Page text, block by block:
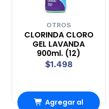
OTROS
CLORINDA CLORO
GEL LAVANDA
900ml. (12)
$1.498
Agregar al